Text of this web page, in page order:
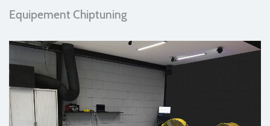
Equipement Chiptuning